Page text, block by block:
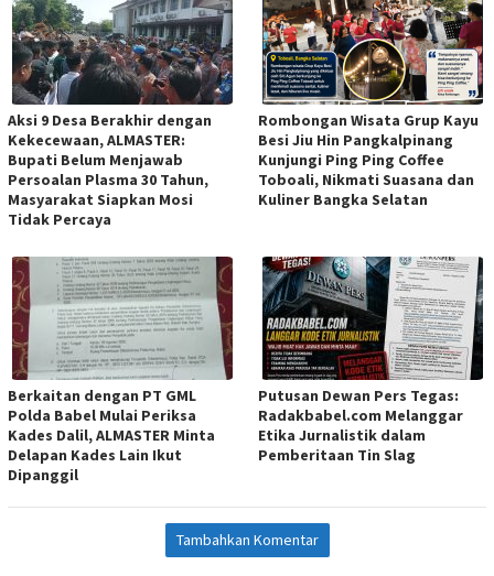
Aksi 9 Desa Berakhir dengan
Kekecewaan, ALMASTER:
Bupati Belum Menjawab
Persoalan Plasma 30 Tahun,
Masyarakat Siapkan Mosi
Tidak Percaya
Rombongan Wisata Grup Kayu
Besi Jiu Hin Pangkalpinang
Kunjungi Ping Ping Coffee
Toboali, Nikmati Suasana dan
Kuliner Bangka Selatan
Berkaitan dengan PT GML
Polda Babel Mulai Periksa
Kades Dalil, ALMASTER Minta
Delapan Kades Lain Ikut
Dipanggil
Putusan Dewan Pers Tegas:
Radakbabel.com Melanggar
Etika Jurnalistik dalam
Pemberitaan Tin Slag
Tambahkan Komentar